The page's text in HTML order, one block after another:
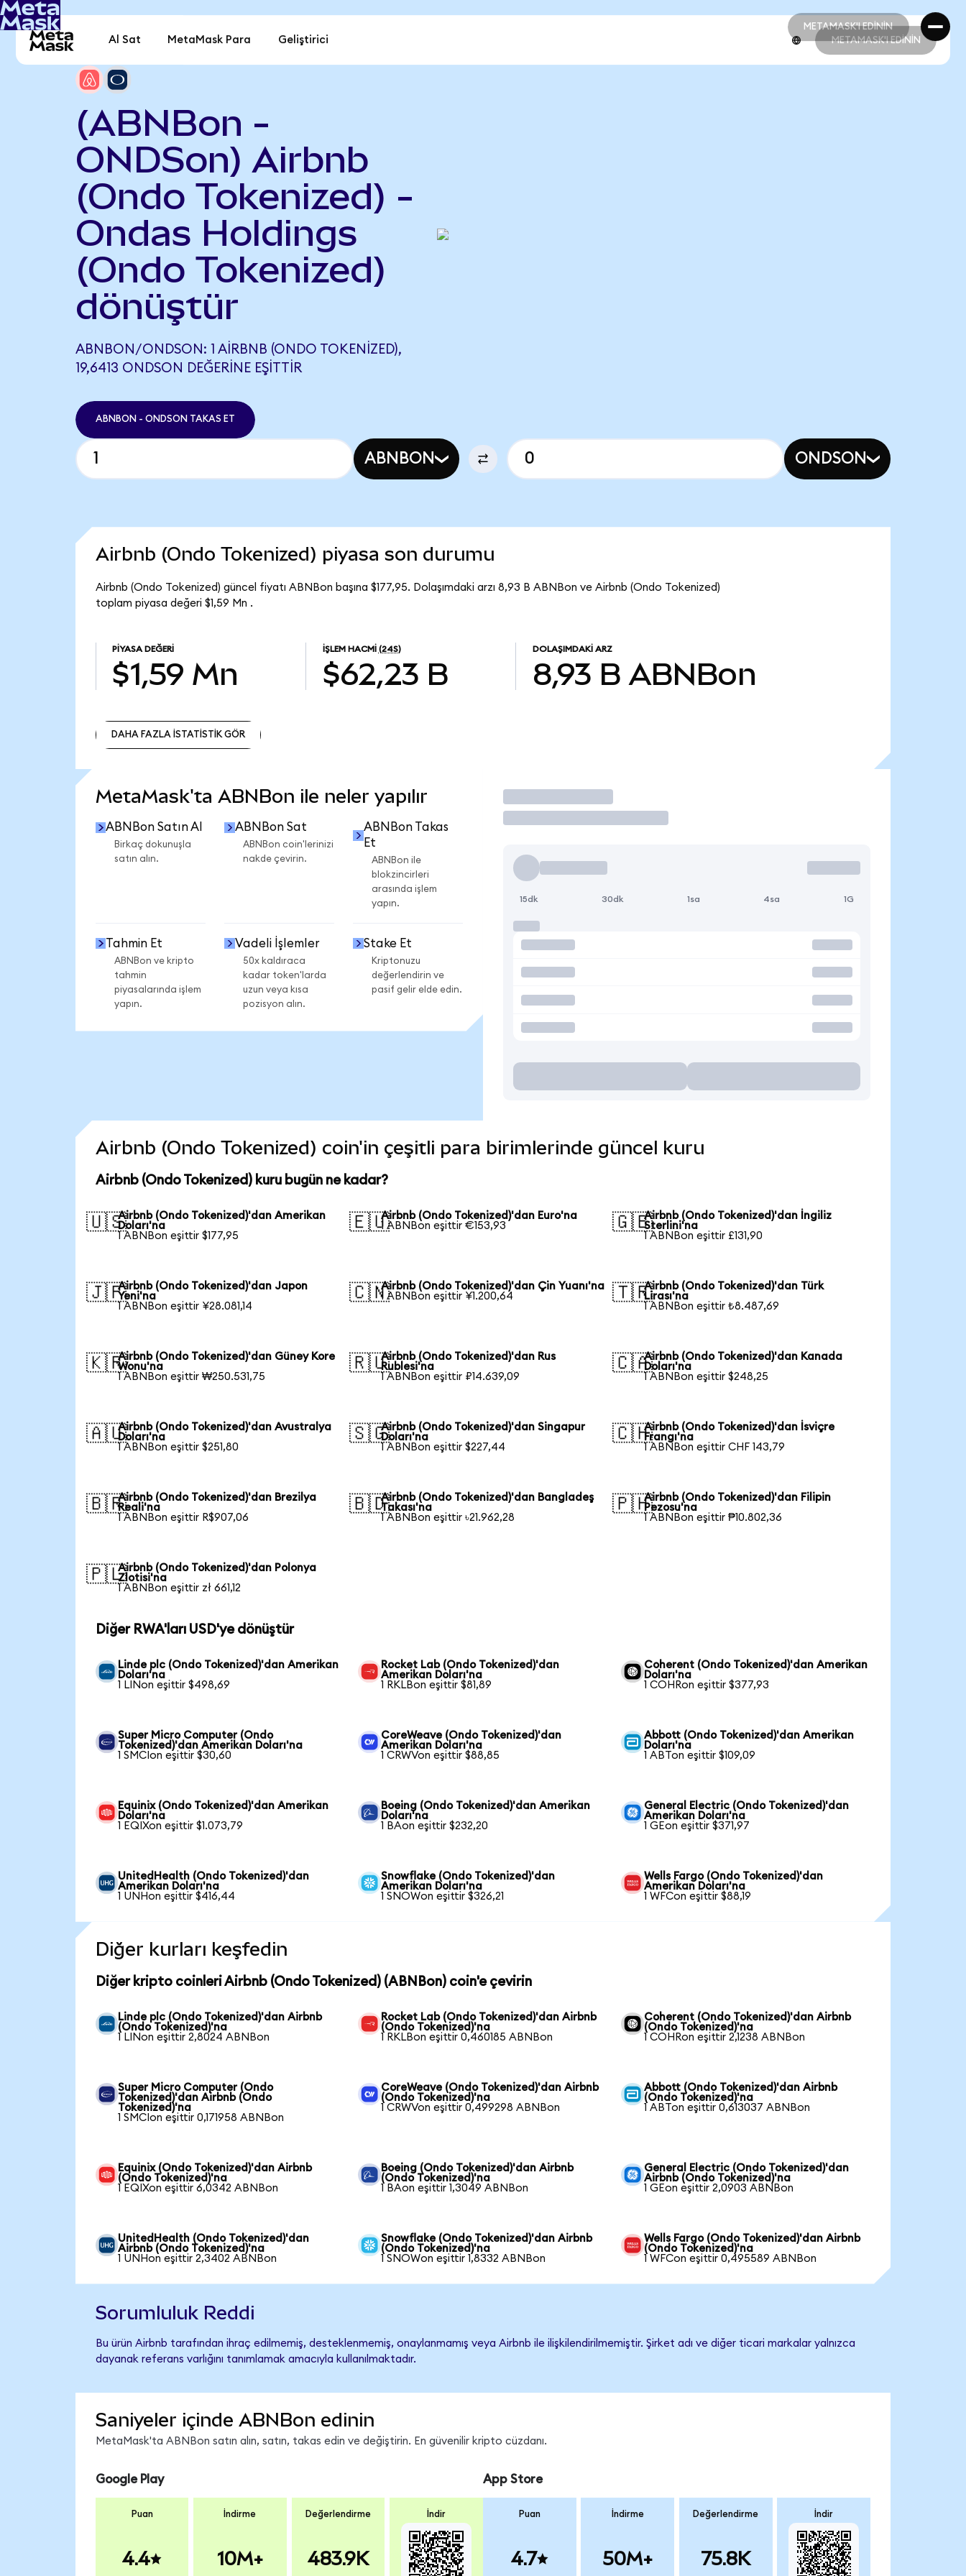
METAMASK'I EDİNİN
METAMASK'I EDİNİN
Al Sat MetaMask Para Geliştirici METAMASK'I EDİNİN
(ABNBon -
ONDSon) Airbnb
(Ondo Tokenized) -
Ondas Holdings
(Ondo Tokenized)
dönüştür
ABNBON/ONDSON: 1 AIRBNB (ONDO TOKENIZED),
19,6413 ONDSON DEĞERINE EŞITTIR
ABNBON - ONDSON TAKAS ET
ABNBON ONDSON
Airbnb (Ondo Tokenized) piyasa son durumu
Airbnb (Ondo Tokenized) güncel fiyatı ABNBon başına $177,95. Dolaşımdaki arzı 8,93 B ABNBon ve Airbnb (Ondo Tokenized)
toplam piyasa değeri $1,59 Mn .
PIYASA DEĞERI
$1,59 Mn
İŞLEM HACMI (24S)
$62,23 B
DOLAŞIMDAKI ARZ
8,93 B ABNBon
DAHA FAZLA İSTATİSTİK GÖR
MetaMask'ta ABNBon ile neler yapılır
ABNBon Satın Al
Birkaç dokunuşla
satın alın.
ABNBon Sat
ABNBon coin'lerinizi
nakde çevirin.
ABNBon Takas
Et
ABNBon ile
blokzincirleri
arasında işlem
yapın.
Tahmin Et
ABNBon ve kripto
tahmin
piyasalarında işlem
yapın.
Vadeli İşlemler
50x kaldıraca
kadar token'larda
uzun veya kısa
pozisyon alın.
Stake Et
Kriptonuzu
değerlendirin ve
pasif gelir elde edin.
İşlem Yap
15dk 30dk 1sa 4sa 1G
Airbnb (Ondo Tokenized) coin'in çeşitli para birimlerinde güncel kuru
Airbnb (Ondo Tokenized) kuru bugün ne kadar?
🇺🇸Airbnb (Ondo Tokenized)'dan Amerikan
Doları'na
1 ABNBon eşittir $177,95
🇪🇺Airbnb (Ondo Tokenized)'dan Euro'na
1 ABNBon eşittir €153,93
🇬🇧Airbnb (Ondo Tokenized)'dan İngiliz
Sterlini'na
1 ABNBon eşittir £131,90
🇯🇵Airbnb (Ondo Tokenized)'dan Japon
Yeni'na
1 ABNBon eşittir ¥28.081,14
🇨🇳Airbnb (Ondo Tokenized)'dan Çin Yuanı'na
1 ABNBon eşittir ¥1.200,64
🇹🇷Airbnb (Ondo Tokenized)'dan Türk
Lirası'na
1 ABNBon eşittir ₺8.487,69
🇰🇷Airbnb (Ondo Tokenized)'dan Güney Kore
Wonu'na
1 ABNBon eşittir ₩250.531,75
🇷🇺Airbnb (Ondo Tokenized)'dan Rus
Rublesi'na
1 ABNBon eşittir ₽14.639,09
🇨🇦Airbnb (Ondo Tokenized)'dan Kanada
Doları'na
1 ABNBon eşittir $248,25
🇦🇺Airbnb (Ondo Tokenized)'dan Avustralya
Doları'na
1 ABNBon eşittir $251,80
🇸🇬Airbnb (Ondo Tokenized)'dan Singapur
Doları'na
1 ABNBon eşittir $227,44
🇨🇭Airbnb (Ondo Tokenized)'dan İsviçre
Frangı'na
1 ABNBon eşittir CHF 143,79
🇧🇷Airbnb (Ondo Tokenized)'dan Brezilya
Reali'na
1 ABNBon eşittir R$907,06
🇧🇩Airbnb (Ondo Tokenized)'dan Bangladeş
Takası'na
1 ABNBon eşittir ৳21.962,28
🇵🇭Airbnb (Ondo Tokenized)'dan Filipin
Pezosu'na
1 ABNBon eşittir ₱10.802,36
🇵🇱Airbnb (Ondo Tokenized)'dan Polonya
Zlotisi'na
1 ABNBon eşittir zł 661,12
Diğer RWA'ları USD'ye dönüştür
Linde plc (Ondo Tokenized)'dan Amerikan
Doları'na
1 LINon eşittir $498,69
Rocket Lab (Ondo Tokenized)'dan
Amerikan Doları'na
1 RKLBon eşittir $81,89
Coherent (Ondo Tokenized)'dan Amerikan
Doları'na
1 COHRon eşittir $377,93
Super Micro Computer (Ondo
Tokenized)'dan Amerikan Doları'na
1 SMCIon eşittir $30,60
CoreWeave (Ondo Tokenized)'dan
Amerikan Doları'na
1 CRWVon eşittir $88,85
Abbott (Ondo Tokenized)'dan Amerikan
Doları'na
1 ABTon eşittir $109,09
Equinix (Ondo Tokenized)'dan Amerikan
Doları'na
1 EQIXon eşittir $1.073,79
Boeing (Ondo Tokenized)'dan Amerikan
Doları'na
1 BAon eşittir $232,20
General Electric (Ondo Tokenized)'dan
Amerikan Doları'na
1 GEon eşittir $371,97
UnitedHealth (Ondo Tokenized)'dan
Amerikan Doları'na
1 UNHon eşittir $416,44
Snowflake (Ondo Tokenized)'dan
Amerikan Doları'na
1 SNOWon eşittir $326,21
Wells Fargo (Ondo Tokenized)'dan
Amerikan Doları'na
1 WFCon eşittir $88,19
Diğer kurları keşfedin
Diğer kripto coinleri Airbnb (Ondo Tokenized) (ABNBon) coin'e çevirin
Linde plc (Ondo Tokenized)'dan Airbnb
(Ondo Tokenized)'na
1 LINon eşittir 2,8024 ABNBon
Rocket Lab (Ondo Tokenized)'dan Airbnb
(Ondo Tokenized)'na
1 RKLBon eşittir 0,460185 ABNBon
Coherent (Ondo Tokenized)'dan Airbnb
(Ondo Tokenized)'na
1 COHRon eşittir 2,1238 ABNBon
Super Micro Computer (Ondo
Tokenized)'dan Airbnb (Ondo
Tokenized)'na
1 SMCIon eşittir 0,171958 ABNBon
CoreWeave (Ondo Tokenized)'dan Airbnb
(Ondo Tokenized)'na
1 CRWVon eşittir 0,499298 ABNBon
Abbott (Ondo Tokenized)'dan Airbnb
(Ondo Tokenized)'na
1 ABTon eşittir 0,613037 ABNBon
Equinix (Ondo Tokenized)'dan Airbnb
(Ondo Tokenized)'na
1 EQIXon eşittir 6,0342 ABNBon
Boeing (Ondo Tokenized)'dan Airbnb
(Ondo Tokenized)'na
1 BAon eşittir 1,3049 ABNBon
General Electric (Ondo Tokenized)'dan
Airbnb (Ondo Tokenized)'na
1 GEon eşittir 2,0903 ABNBon
UnitedHealth (Ondo Tokenized)'dan
Airbnb (Ondo Tokenized)'na
1 UNHon eşittir 2,3402 ABNBon
Snowflake (Ondo Tokenized)'dan Airbnb
(Ondo Tokenized)'na
1 SNOWon eşittir 1,8332 ABNBon
Wells Fargo (Ondo Tokenized)'dan Airbnb
(Ondo Tokenized)'na
1 WFCon eşittir 0,495589 ABNBon
Sorumluluk Reddi
Bu ürün Airbnb tarafından ihraç edilmemiş, desteklenmemiş, onaylanmamış veya Airbnb ile ilişkilendirilmemiştir. Şirket adı ve diğer ticari markalar yalnızca
dayanak referans varlığını tanımlamak amacıyla kullanılmaktadır.
Saniyeler içinde ABNBon edinin
MetaMask'ta ABNBon satın alın, satın, takas edin ve değiştirin. En güvenilir kripto cüzdanı.
Google Play
Puan
4.4
İndirme
10M+
Değerlendirme
483.9K
İndir
App Store
Puan
4.7
İndirme
50M+
Değerlendirme
75.8K
İndir